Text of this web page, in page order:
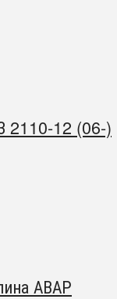
2110-12 (06-)
АВАР